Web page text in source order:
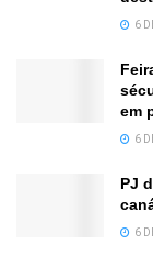
6
em
6
PJ
6